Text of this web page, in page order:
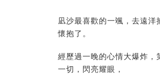
凪沙最喜歡的一颯，去遠
懷抱了。
經歷過一晚的心情大爆炸，
一切，閃亮耀眼，